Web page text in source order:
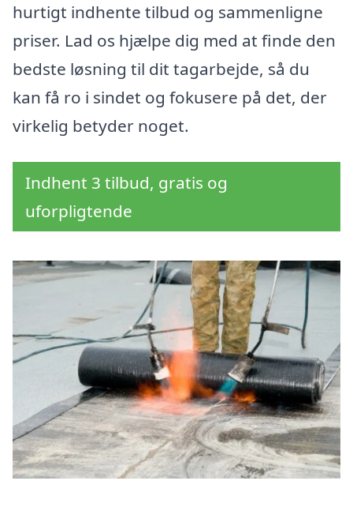
hurtigt indhente tilbud og sammenligne
priser. Lad os hjælpe dig med at finde den
bedste løsning til dit tagarbejde, så du
kan få ro i sindet og fokusere på det, der
virkelig betyder noget.
Indhent 3 tilbud, gratis og
uforpligtende